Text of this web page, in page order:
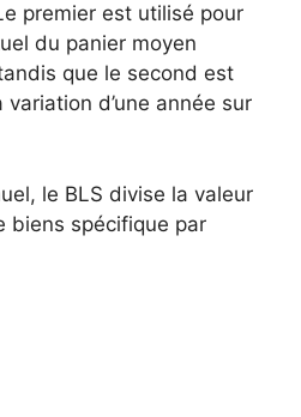
premier est utilisé pour
du panier moyen
que le second est
d’une année sur
le BLS divise la valeur
biens spécifique par